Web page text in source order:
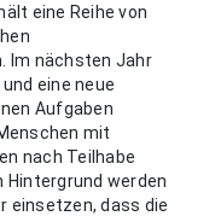
eine Reihe von
Im nächsten Jahr
eine neue
Aufgaben
mit
nach Teilhabe
Hintergrund werden
einsetzen, dass die